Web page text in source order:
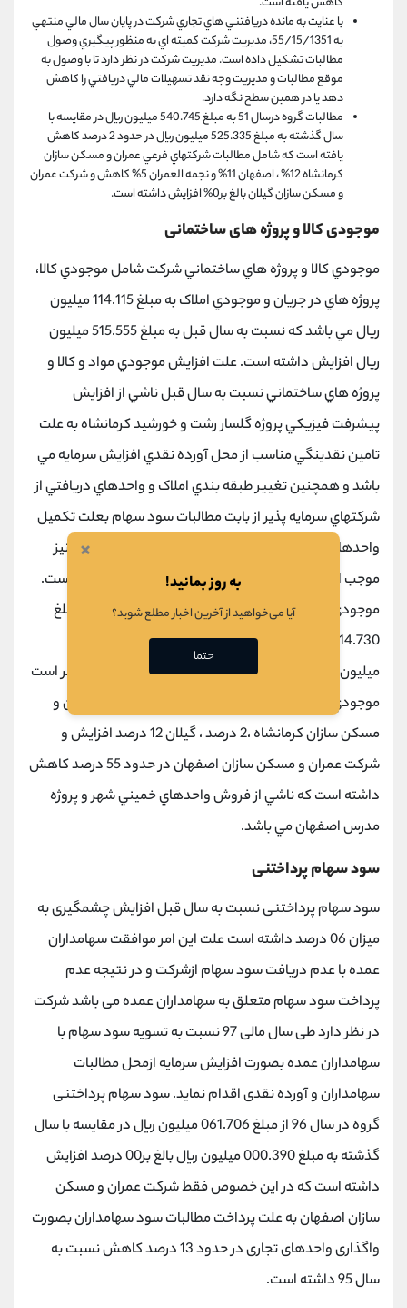
با عنایت به مانده دریافتني هاي تجاري شركت در پایان سال مالي منتهي
به 55/15/1351، مدیریت شركت كميته اي به منظور پيگيري وصول
مطالبات تشكيل داده است. مدیریت شركت در نظر دارد تا با وصول به
موقع مطالبات و مدیریت وجه نقد تسهيلات مالي دریافتي را كاهش
دهد یا در همين سطح نگه دارد.
مطالبات گروه درسال 51 به مبلغ 540.745 ميليون ریال در مقایسه با
سال گذشته به مبلغ 525.335 ميليون ریال در حدود 2 درصد كاهش
یافته است كه شامل مطالبات شركتهاي فرعي عمران و مسكن سازان
كرمانشاه 12% ، اصفهان 11% و نجمه العمران 5% كاهش و شركت عمران
و مسكن سازان گيلان بالغ بر0% افزایش داشته است.
موجودی کالا و پروژه های ساختمانی
موجودي كالا و پروژه هاي ساختماني شركت شامل موجودي كالا،
پروژه هاي در جریان و موجودي املاک به مبلغ 114.115 ميليون
ریال مي باشد كه نسبت به سال قبل به مبلغ 515.555 ميليون
ریال افزایش داشته است. علت افزایش موجودي مواد و كالا و
پروژه هاي ساختماني نسبت به سال قبل ناشي از افزایش
پيشرفت فيزیكي پروژه گلسار رشت و خورشيد كرمانشاه به علت
تامين نقدینگي مناسب از محل آورده نقدي افزایش سرمایه مي
باشد و همچنين تغيير طبقه بندي املاک و واحدهاي دریافتي از
شركتهاي سرمایه پذیر از بابت مطالبات سود سهام بعلت تكميل
واحدهاي مذكور از حساب سایر دارائيها به موجودي املاک نيز
موجب افزایش سرفصل فوق نسبت به سال قيل گردیده است.
موجودي كالا و پروژه هاي ساختماني گروه در سال 51 به مبلغ
ميليون ریال بالغ بر 51 درصد افزایش داشته است. قابل ذكر است
موجودي كالا و پروژه هاي ساختماني شركتهاي فرعي عمران و
مسكن سازان كرمانشاه ،2 درصد ، گيلان 12 درصد افزایش و
شركت عمران و مسكن سازان اصفهان در حدود 55 درصد كاهش
داشته است كه ناشي از فروش واحدهاي خميني شهر و پروژه
مدرس اصفهان مي باشد.
سود سهام پرداختنی
سود سهام پرداختنی نسبت به سال قبل افزایش چشمگیری به
میزان 06 درصد داشته است علت این امر موافقت سهامداران
عمده با عدم دریافت سود سهام ازشرکت و در نتیجه عدم
پرداخت سود سهام متعلق به سهامداران عمده می باشد شرکت
در نظر دارد طی سال مالی 97 نسبت به تسویه سود سهام با
سهامداران عمده بصورت افزایش سرمایه ازمحل مطالبات
سهامداران و آورده نقدی اقدام نماید. سود سهام پرداختنی
گروه در سال 96 از مبلغ 061.706 میلیون ریال در مقایسه با سال
گذشته به مبلغ 000.390 میلیون ریال بالغ بر00 درصد افزایش
داشته است که در این خصوص فقط شرکت عمران و مسکن
سازان اصفهان به علت پرداخت مطالبات سود سهامداران بصورت
واگذاری واحدهای تجاری در حدود 13 درصد کاهش نسبت به
سال 95 داشته است.
×
به روز بمانید!
آیا می‌خواهید از آخرین اخبار مطلع شوید؟
حتما